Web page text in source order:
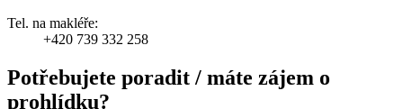
Tel. na makléře:
+420 739 332 258
Potřebujete poradit / máte zájem o
prohlídku?